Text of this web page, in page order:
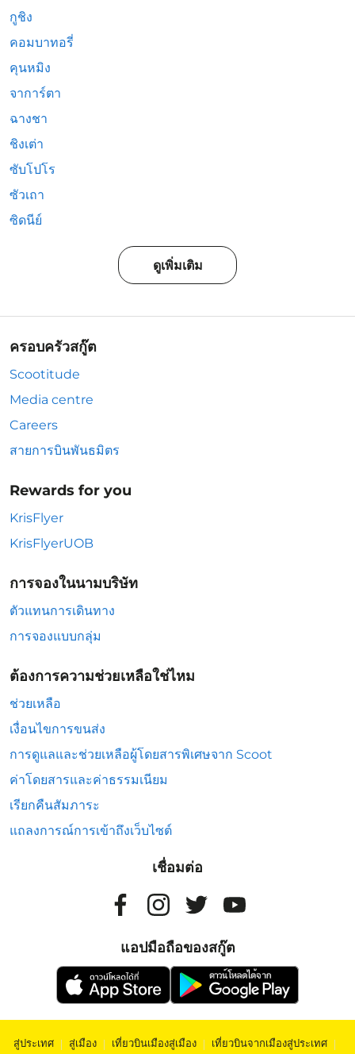
กูชิง
คอมบาทอรี่
คุนหมิง
จาการ์ตา
ฉางชา
ชิงเต่า
ซับโปโร
ซัวเถา
ซิดนีย์
ดูเพิ่มเติม
ครอบครัวสกู๊ต
Scootitude
Media centre
Careers
สายการบินพันธมิตร
Rewards for you
KrisFlyer
KrisFlyerUOB
การจองในนามบริษัท
ตัวแทนการเดินทาง
การจองแบบกลุ่ม
ต้องการความช่วยเหลือใช่ไหม
ช่วยเหลือ
เงื่อนไขการขนส่ง
การดูแลและช่วยเหลือผู้โดยสารพิเศษจาก Scoot
ค่าโดยสารและค่าธรรมเนียม
เรียกคืนสัมภาระ
แถลงการณ์การเข้าถึงเว็บไซต์
เชื่อมต่อ
แอปมือถือของสกู๊ต
สู่ประเทศ | สู่เมือง | เที่ยวบินเมืองสู่เมือง | เที่ยวบินจากเมืองสู่ประเทศ |